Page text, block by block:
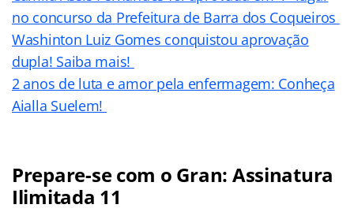
no concurso da Prefeitura de Barra dos Coqueiros
Washinton Luiz Gomes conquistou aprovação
dupla! Saiba mais!
2 anos de luta e amor pela enfermagem: Conheça
Aialla Suelem!
Prepare-se com o Gran: Assinatura
Ilimitada 11